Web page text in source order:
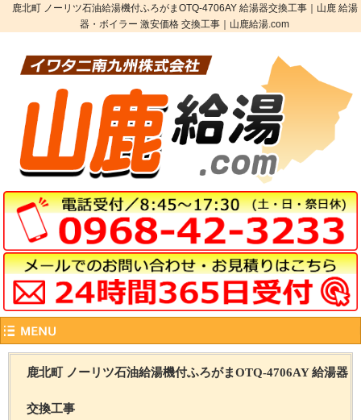
鹿北町 ノーリツ石油給湯機付ふろがまOTQ-4706AY 給湯器交換工事｜山鹿 給湯
器・ボイラー 激安価格 交換工事｜山鹿給湯.com
鹿北町 ノーリツ石油給湯機付ふろがまOTQ-4706AY 給湯器
交換工事